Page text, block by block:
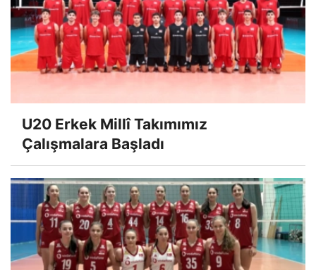
U20 Erkek Millî Takımımız
Çalışmalara Başladı